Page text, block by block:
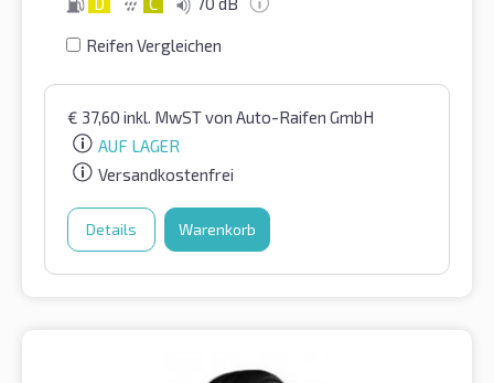
Reifen Vergleichen
€ 37,60 inkl. MwSTvon Auto-Raifen GmbH
AUF LAGER
Versandkostenfrei
Details Warenkorb